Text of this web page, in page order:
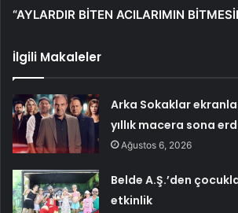
“AYLARDIR BİTEN ACILARIMIN
İlgili Makaleler
Arka Sokaklar
yıllık macera sona
Ağustos 6, 2026
Belde A.Ş.’den
etkinlik